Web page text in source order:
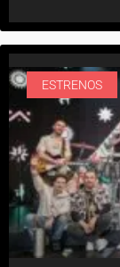
ESTRENOS